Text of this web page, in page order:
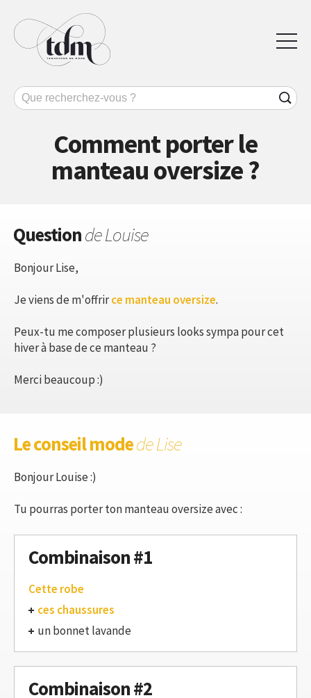
Comment porter le
manteau oversize ?
Questionde Louise
Bonjour Lise,
Je viens de m'offrirce manteau oversize.
Peux-tu me composer plusieurs looks sympa pour cet
hiver à base de ce manteau ?
Merci beaucoup :)
Le conseil modede Lise
Bonjour Louise :)
Tu pourras porter ton manteau oversize avec :
Combinaison #1
Cette robe
ces chaussures
un bonnet lavande
Combinaison #2